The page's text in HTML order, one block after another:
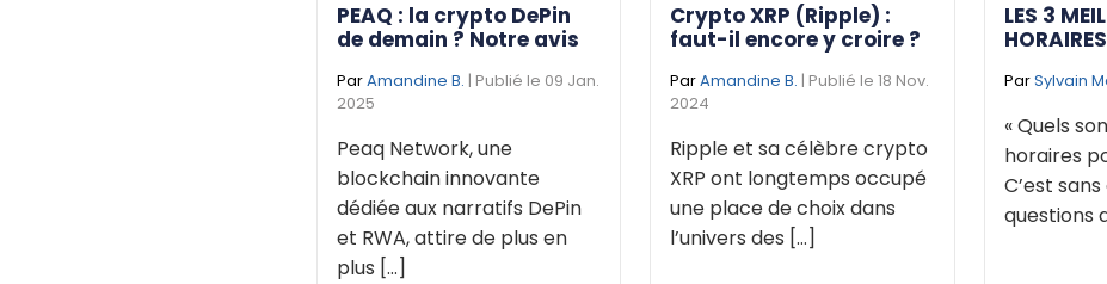
PEAQ : la crypto DePin
de demain ? Notre avis
ParAmandine B. | Publié le 09 Jan.
2025
Peaq Network, une
blockchain innovante
dédiée aux narratifs DePin
et RWA, attire de plus en
plus [...]
Crypto XRP (Ripple) :
faut-il encore y croire ?
ParAmandine B. | Publié le 18 Nov.
2024
Ripple et sa célèbre crypto
XRP ont longtemps occupé
une place de choix dans
l’univers des [...]
LES 3
ParSylvain
« Quels
horaires
C’est
questions